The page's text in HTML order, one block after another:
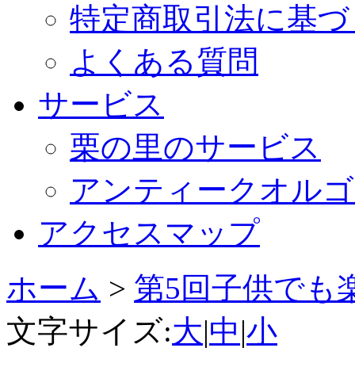
特定商取引法に基
よくある質問
サービス
栗の里のサービス
アンティークオル
アクセスマップ
ホーム > 第5回子供でも
文字サイズ:大|中|小